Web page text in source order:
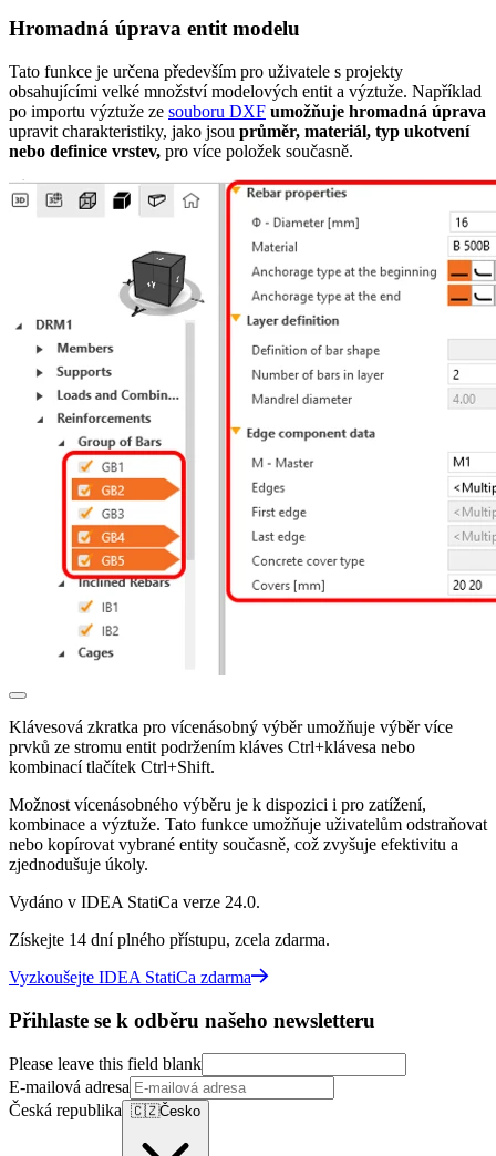
Hromadná úprava entit modelu
Tato funkce je určena především pro uživatele s projekty
obsahujícími velké množství modelových entit a výztuže. Například
po importu výztuže ze souboru DXF umožňuje hromadná úprava
upravit charakteristiky, jako jsou průměr, materiál, typ ukotvení
nebo definice vrstev, pro více položek současně.
Klávesová zkratka pro vícenásobný výběr umožňuje výběr více
prvků ze stromu entit podržením kláves Ctrl+klávesa nebo
kombinací tlačítek Ctrl+Shift.
Možnost vícenásobného výběru je k dispozici i pro zatížení,
kombinace a výztuže. Tato funkce umožňuje uživatelům odstraňovat
nebo kopírovat vybrané entity současně, což zvyšuje efektivitu a
zjednodušuje úkoly.
Vydáno v IDEA StatiCa verze 24.0.
Získejte 14 dní plného přístupu, zcela zdarma.
Vyzkoušejte IDEA StatiCa zdarma
Přihlaste se k odběru našeho newsletteru
Please leave this field blank
E-mailová adresa
Česká republika 🇨🇿Česko